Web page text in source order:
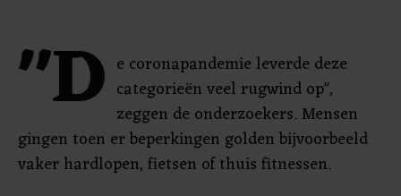
"D e coronapandemie leverde deze
categorieën veel rugwind op",
zeggen de onderzoekers. Mensen
gingen toen er beperkingen golden bijvoorbeeld
vaker hardlopen, fietsen of thuis fitnessen.